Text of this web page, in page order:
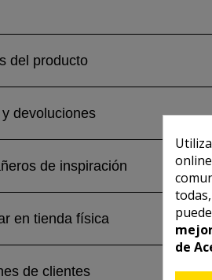
del producto
devoluciones
de inspiración
en tienda física
de clientes
de